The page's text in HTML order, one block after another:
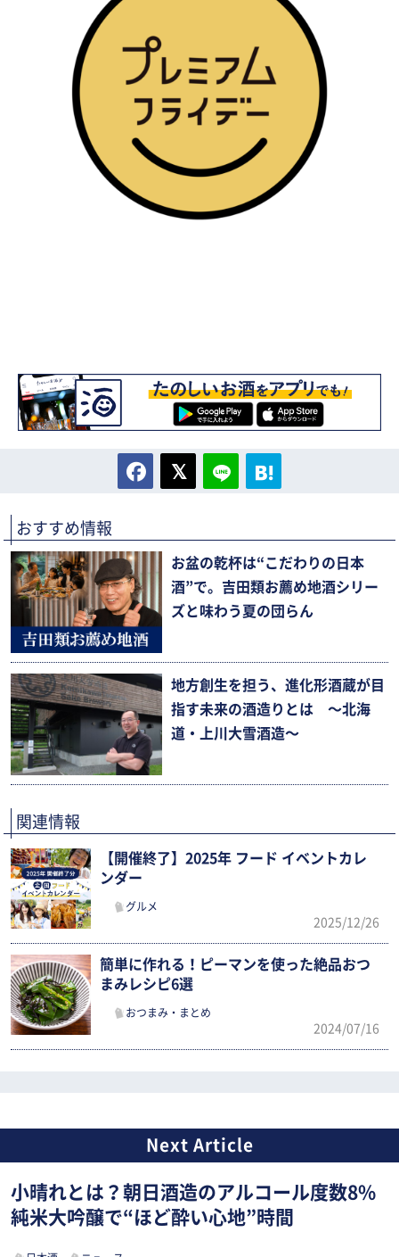
おすすめ情報
お盆の乾杯は“こだわりの日本
酒”で。吉田類お薦め地酒シリー
ズと味わう夏の団らん
地方創生を担う、進化形酒蔵が目
指す未来の酒造りとは 〜北海
道・上川大雪酒造〜
関連情報
【開催終了】2025年 フード イベントカレ
ンダー
グルメ
2025/12/26
簡単に作れる！ピーマンを使った絶品おつ
まみレシピ6選
おつまみ・まとめ
2024/07/16
小晴れとは？朝日酒造のアルコール度数8%
純米大吟醸で“ほど酔い心地”時間